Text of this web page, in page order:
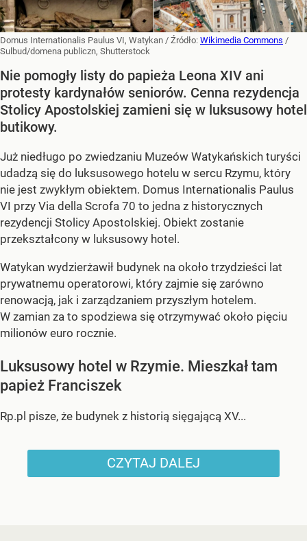
Domus Internationalis Paulus VI, Watykan / Źródło: Wikimedia Commons /
Sulbud/domena publiczn, Shutterstock
Nie pomogły listy do papieża Leona XIV ani
protesty kardynałów seniorów. Cenna rezydencja
Stolicy Apostolskiej zamieni się w luksusowy hotel
butikowy.
Już niedługo po zwiedzaniu Muzeów Watykańskich turyści
udadzą się do luksusowego hotelu w sercu Rzymu, który
nie jest zwykłym obiektem. Domus Internationalis Paulus
VI przy Via della Scrofa 70 to jedna z historycznych
rezydencji Stolicy Apostolskiej. Obiekt zostanie
przekształcony w luksusowy hotel.
Watykan wydzierżawił budynek na około trzydzieści lat
prywatnemu operatorowi, który zajmie się zarówno
renowacją, jak i zarządzaniem przyszłym hotelem.
W zamian za to spodziewa się otrzymywać około pięciu
milionów euro rocznie.
Luksusowy hotel w Rzymie. Mieszkał tam
papież Franciszek
Rp.pl pisze, że budynek z historią sięgającą XV...
CZYTAJ DALEJ